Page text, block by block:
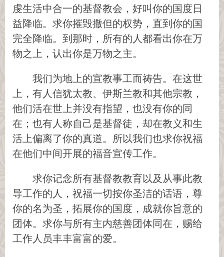
虔生活中合一的基督教会，好叫你的国度日
益降临。求你摧毁撒但的权势，直到你的国
完全降临。到那时，所有的人都看出你在万
物之上，认出你是万物之主。
我们为地上的宣教事工而祷告。在这世
上，有人信犹太教、伊斯兰教和其他宗教，
他们活在世上并没有指望，也没有你的同
在；也有人称自己是基督徒，却在教义和生
活上偏离了你的真道。所以我们也求你祝福
在他们中间开展的福音宣传工作。
求你记念所有基督教教育以及从事此教
导工作的人，祝福一切按你圣洁的话语，尊
你的名为圣，拓展你的国度，成就你旨意的
团体。求你与所有主内慈善团体同在，赐给
工作人员丰丰富富的爱。